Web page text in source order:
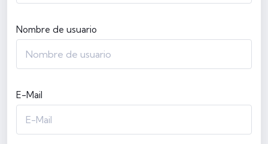
Nombre de usuario
E-Mail